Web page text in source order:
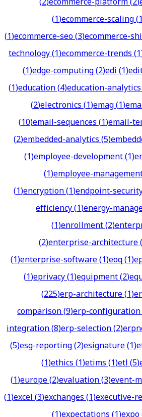
(1)ecommerce-scaling(
(1)ecommerce-seo(3)ecommerce-
technology(1)ecommerce-trends(1
(1)edge-computing(2)edi(1)
(1)education(4)education-analytics
(2)electronics(1)emag(1)
(10)email-sequences(1)email-
(2)embedded-analytics(5)
(1)employee-development(1)
(1)employee-
(1)encryption(1)endpoint-
efficiency(1)energy-
(1)enrollment(2)
(2)enterprise-architecture(
(1)enterprise-software(1)eoq(1)
(1)eprivacy(1)equipment(2)
(225)erp-architecture(1)
comparison(9)erp-configuration
integration(8)erp-selection(2)
(5)esg-reporting(2)esignature(1)
(1)ethics(1)etims(1)etl(5)
(1)europe(2)evaluation(3)event-
(1)excel(3)exchanges(1)executive-